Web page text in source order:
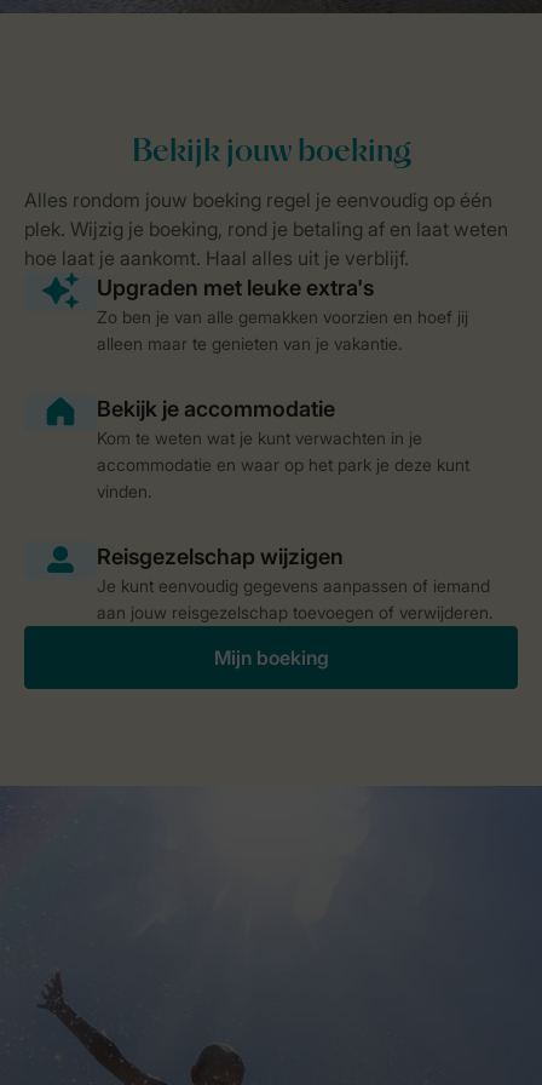
Zo ben je van alle gemakken voorzien en hoef jij
alleen maar te genieten van je vakantie.
Kom te weten wat je kunt verwachten in je
accommodatie en waar op het park je deze kunt
vinden.
Je kunt eenvoudig gegevens aanpassen of iemand
aan jouw reisgezelschap toevoegen of verwijderen.
Mijn boeking